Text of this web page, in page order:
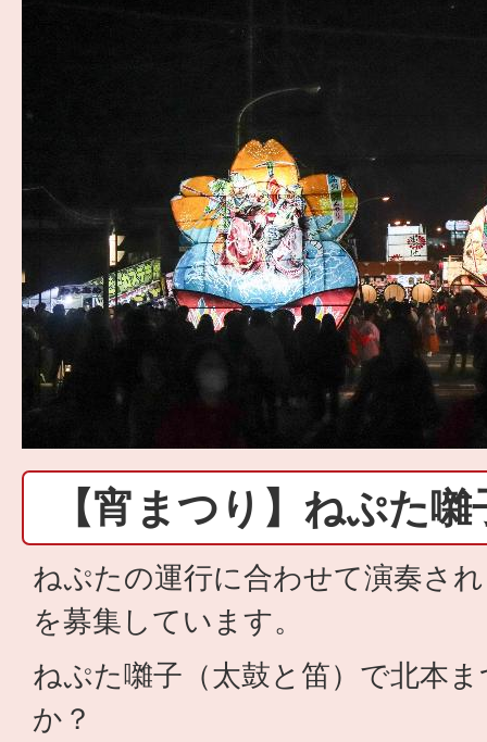
【宵まつり】ねぷた
ねぷたの運行に合わせて演奏さ
を募集しています。
ねぷた囃子（太鼓と笛）で北本
か？